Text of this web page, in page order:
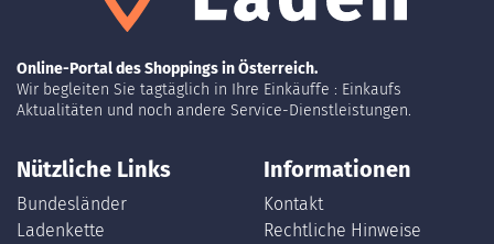
Online-Portal des Shoppings in Österreich.
Wir begleiten Sie tagtäglich in Ihre Einkäuffe : Einkaufs
Aktualitäten und noch andere Service-Dienstleistungen.
Nützliche Links
Bundesländer
Ladenkette
Informationen
Kontakt
Rechtliche Hinweise